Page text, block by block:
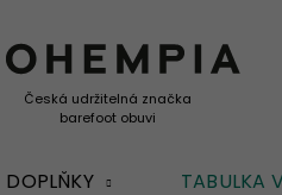
DOPLŇKY TABULKA